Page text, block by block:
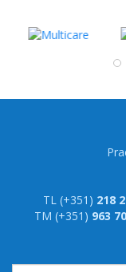
TL (+351) 218
TM (+351) 963